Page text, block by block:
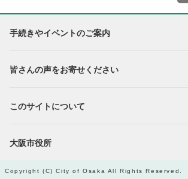
手続きやイベントのご案内
皆さんの声をお寄せください
このサイトについて
大阪市役所
Copyright (C) City of Osaka All Rights Reserved.